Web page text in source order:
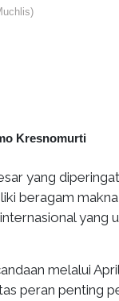
Kresnomurti
yang
beragam
yang
melalui
peran penting